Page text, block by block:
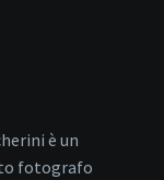
è un
fotografo